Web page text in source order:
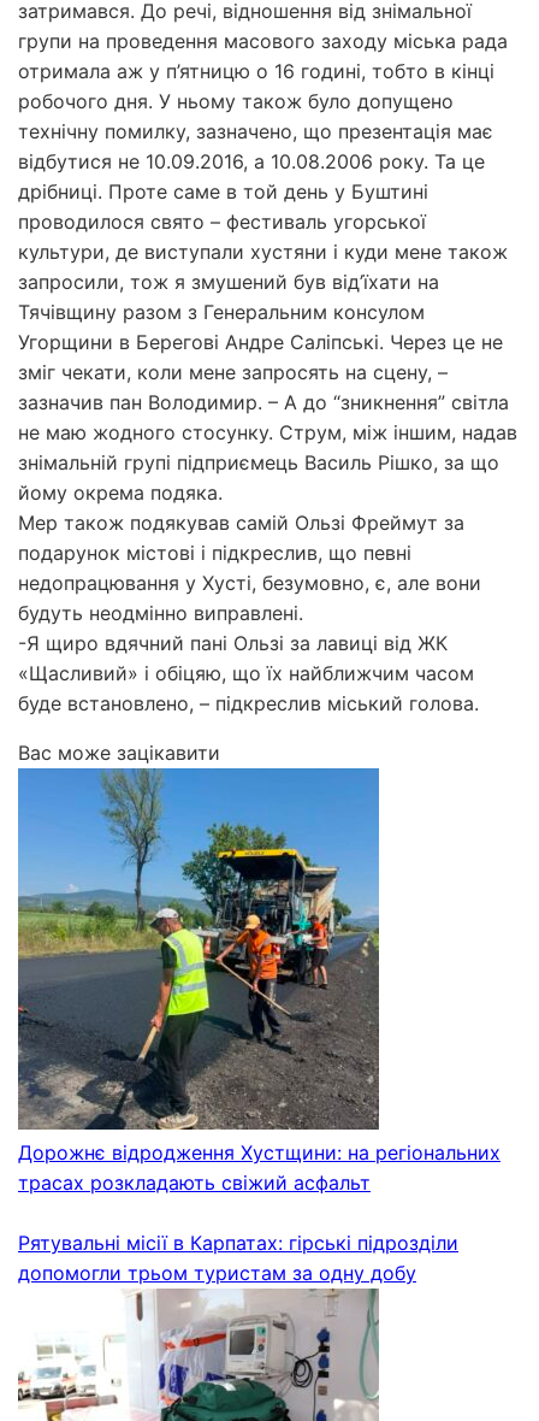
затримався. До речі, відношення від знімальної
групи на проведення масового заходу міська рада
отримала аж у п’ятницю о 16 годині, тобто в кінці
робочого дня. У ньому також було допущено
технічну помилку, зазначено, що презентація має
відбутися не 10.09.2016, а 10.08.2006 року. Та це
дрібниці. Проте саме в той день у Буштині
проводилося свято – фестиваль угорської
культури, де виступали хустяни і куди мене також
запросили, тож я змушений був від’їхати на
Тячівщину разом з Генеральним консулом
Угорщини в Берегові Андре Саліпські. Через це не
зміг чекати, коли мене запросять на сцену, –
зазначив пан Володимир. – А до “зникнення” світла
не маю жодного стосунку. Струм, між іншим, надав
знімальній групі підприємець Василь Рішко, за що
йому окрема подяка.
Мер також подякував самій Ользі Фреймут за
подарунок містові і підкреслив, що певні
недопрацювання у Хусті, безумовно, є, але вони
будуть неодмінно виправлені.
-Я щиро вдячний пані Ользі за лавиці від ЖК
«Щасливий» і обіцяю, що їх найближчим часом
буде встановлено, – підкреслив міський голова.
Вас може зацікавити
Дорожнє відродження Хустщини: на регіональних
трасах розкладають свіжий асфальт
Рятувальні місії в Карпатах: гірські підрозділи
допомогли трьом туристам за одну добу